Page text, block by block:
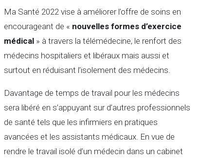
Ma Santé 2022 vise à améliorer l’offre de soins en
encourageant de « nouvelles formes d’exercice
médical » à travers la télémédecine, le renfort des
médecins hospitaliers et libéraux mais aussi et
surtout en réduisant l’isolement des médecins.
Davantage de temps de travail pour les médecins
sera libéré en s’appuyant sur d’autres professionnels
de santé tels que les infirmiers en pratiques
avancées et les assistants médicaux. En vue de
rendre le travail isolé d’un médecin dans un cabinet